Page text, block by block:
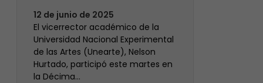
12 de junio de 2025
El vicerrector académico de la
Universidad Nacional Experimental
de las Artes (Unearte), Nelson
Hurtado, participó este martes en
la Décima…